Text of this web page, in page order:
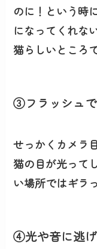
のに！という時
になってくれな
猫らしいところ
③フラッシュ
せっかくカメラ
猫の目が光って
い場所ではギラ
④光や音に逃